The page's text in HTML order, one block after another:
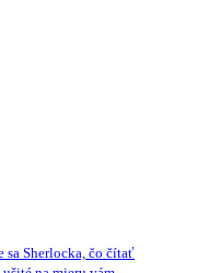
sa Sherlocka, čo čítať